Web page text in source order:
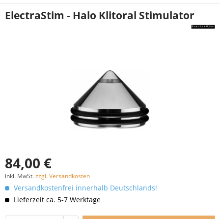
ElectraStim - Halo Klitoral Stimulator
84,00 €
inkl. MwSt.zzgl. Versandkosten
Versandkostenfrei innerhalb Deutschlands!
Lieferzeit ca. 5-7 Werktage